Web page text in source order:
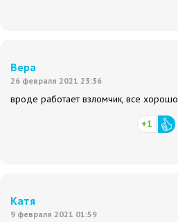
Вера
26 февраля 2021 23:36
вроде работает взломчик, все хорошо
+1
Катя
9 февраля 2021 01:59